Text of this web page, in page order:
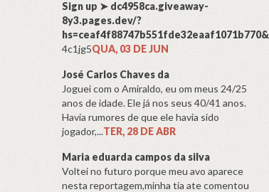
Sign up ➤ dc4958ca.giveaway-
8y3.pages.dev/?
hs=ceaf4f88747b551fde32eaaf1071b770&
4c1jg5QUA, 03 DE JUN
José Carlos Chaves da
Joguei com o Amiraldo, eu om meus 24/25
anos de idade. Ele já nos seus 40/41 anos.
Havia rumores de que ele havia sido
jogador,...TER, 28 DE ABR
Maria eduarda campos da silva
Voltei no futuro porque meu avo aparece
nesta reportagem,minha tia ate comentou